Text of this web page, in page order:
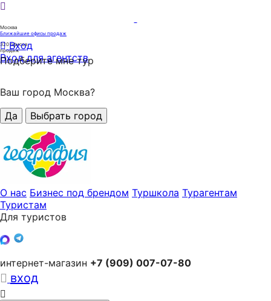
Москва
Ближайшие офисы продаж
320офисов
продаж
Вход
Вход для агентств
Подберите мне тур
Ваш город Москва?
Да
Выбрать город
О нас Бизнес под брендом Туршкола Турагентам
Туристам
Для туристов
интернет-магазин +7 (909) 007-07-80
вход